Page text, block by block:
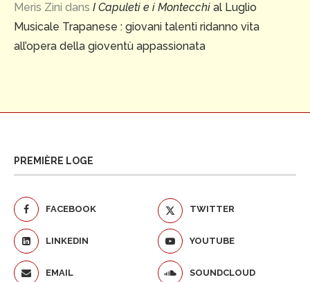
Meris Zini dans I Capuleti e i Montecchi al Luglio
Musicale Trapanese : giovani talenti ridanno vita
all’opera della gioventù appassionata
PREMIÈRE LOGE
FACEBOOK TWITTER
LINKEDIN YOUTUBE
EMAIL SOUNDCLOUD